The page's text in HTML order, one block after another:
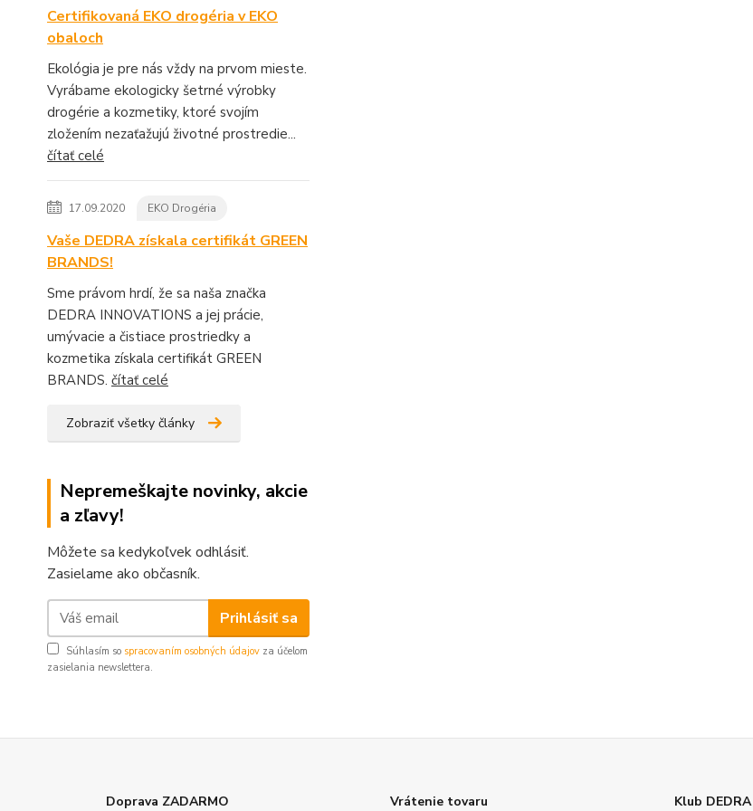
Certifikovaná EKO drogéria v EKO
obaloch
Ekológia je pre nás vždy na prvom mieste.
Vyrábame ekologicky šetrné výrobky
drogérie a kozmetiky, ktoré svojím
zložením nezaťažujú životné prostredie...
čítať celé
17.09.2020 EKO Drogéria
Vaše DEDRA získala certifikát GREEN
BRANDS!
Sme právom hrdí, že sa naša značka
DEDRA INNOVATIONS a jej prácie,
umývacie a čistiace prostriedky a
kozmetika získala certifikát GREEN
BRANDS. čítať celé
Zobraziť všetky články
Nepremeškajte novinky, akcie
a zľavy!
Môžete sa kedykoľvek odhlásiť.
Zasielame ako občasník.
Prihlásiť sa
Súhlasím so spracovaním osobných údajov za účelom
zasielania newslettera.
Doprava ZADARMO Vrátenie tovaru Klub DEDRA